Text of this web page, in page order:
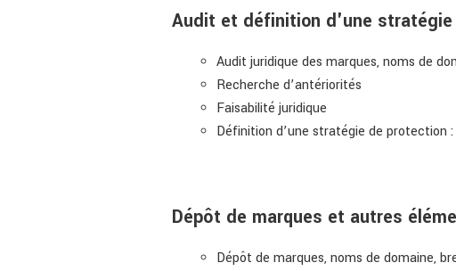
Audit et définition d'une
Audit juridique des marques, noms de
Recherche d’antériorités
Faisabilité juridique
Définition d’une stratégie de protection
Dépôt de marques et autres
Dépôt de marques, noms de domaine,